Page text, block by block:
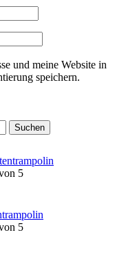
und meine Website in
speichern.